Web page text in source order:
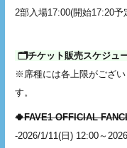
2部入場17:00(開始17:20予
🗂️チケット販売スケジュ
※席種には各上限がござ
す。
🍀FAVE1 OFFICIAL
-2026/1/11(日) 12:00～